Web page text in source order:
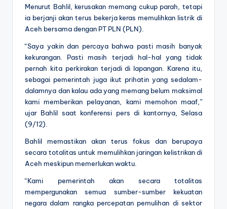
Menurut Bahlil, kerusakan memang cukup parah, tetapi
ia berjanji akan terus bekerja keras memulihkan listrik di
Aceh bersama dengan PT PLN (PLN).
“Saya yakin dan percaya bahwa pasti masih banyak
kekurangan. Pasti masih terjadi hal-hal yang tidak
pernah kita perkirakan terjadi di lapangan. Karena itu,
sebagai pemerintah juga ikut prihatin yang sedalam-
dalamnya dan kalau ada yang memang belum maksimal
kami memberikan pelayanan, kami memohon maaf,”
ujar Bahlil saat konferensi pers di kantornya, Selasa
(9/12).
Bahlil memastikan akan terus fokus dan berupaya
secara totalitas untuk memulihkan jaringan kelistrikan di
Aceh meskipun memerlukan waktu.
“Kami pemerintah akan secara totalitas
mempergunakan semua sumber-sumber kekuatan
negara dalam rangka percepatan pemulihan di sektor